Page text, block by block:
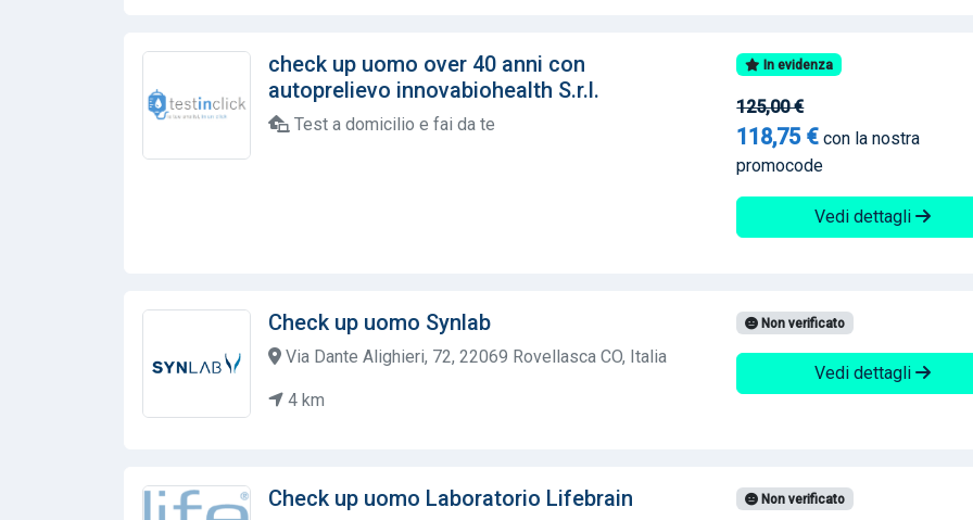
check up uomo over 40 anni con
autoprelievo innovabiohealth S.r.l.
Test a domicilio e fai da te
In evidenza
125,00 €
118,75 € con la nostra
promocode
Vedi dettagli
Check up uomo Synlab
Via Dante Alighieri, 72, 22069 Rovellasca CO, Italia
4 km
Non verificato
Vedi dettagli
Check up uomo Laboratorio Lifebrain Non verificato